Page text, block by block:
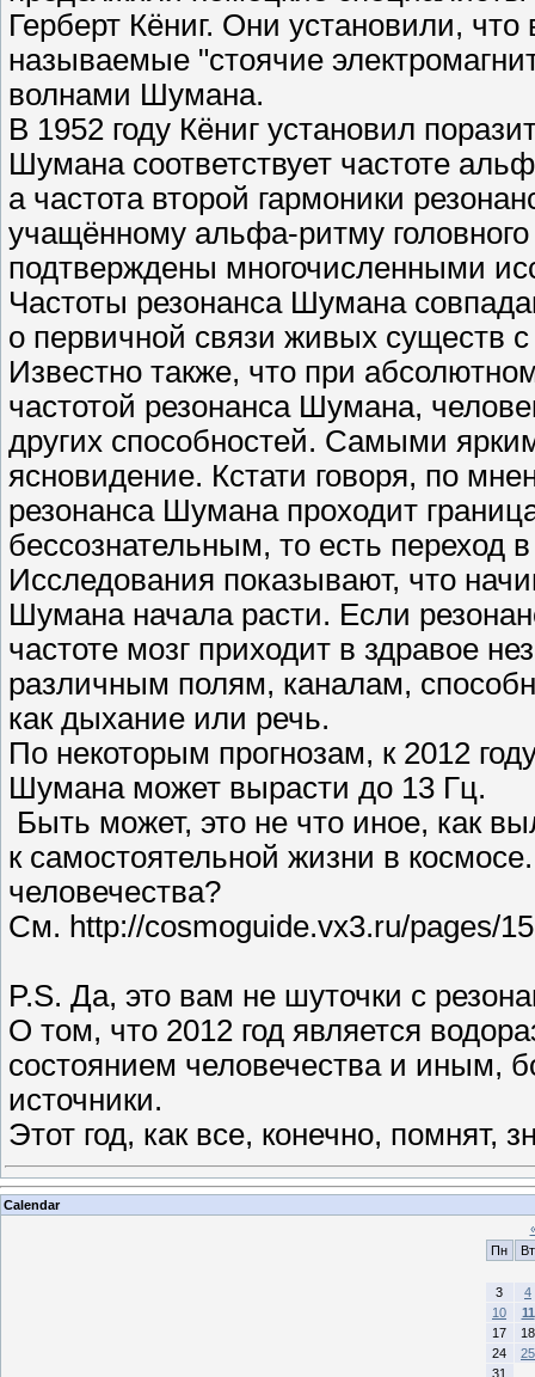
Герберт Кёниг. Они установили,
называемые "стоячие
волнами Шумана.
В 1952 году Кёниг установил
Шумана соответствует частоте
а частота второй гармоники
учащённому альфа-ритму
подтверждены многочисленными
Частоты резонанса Шумана
о первичной связи живых существ
Известно также, что при
частотой резонанса Шумана,
других способностей. Самыми
ясновидение. Кстати говоря, по
резонанса Шумана проходит
бессознательным, то есть переход
Исследования показывают, что
Шумана начала расти. Если
частоте мозг приходит в здравое
различным полям, каналам,
как дыхание или речь.
По некоторым прогнозам, к 2012
Шумана может вырасти до 13 Гц.
Быть может, это не что иное, как
к самостоятельной жизни в
человечества?
См. http://cosmoguide.vx3.ru/pages/
P.S. Да, это вам не шуточки с
О том, что 2012 год является
состоянием человечества и иным,
источники.
Этот год, как все, конечно, помнят,
Calendar
Пн
Вт
3
4
10
11
17
18
24
25
31